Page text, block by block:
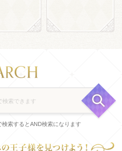
索するとAND検索になります